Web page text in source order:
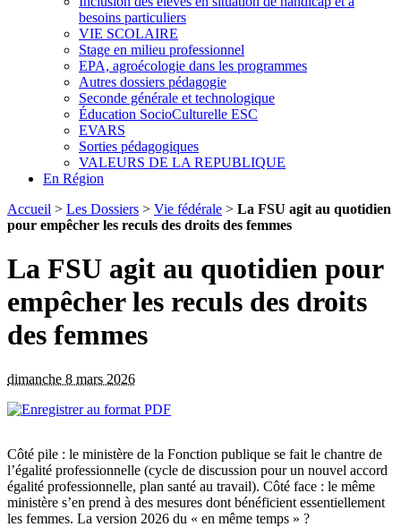
besoins particuliers
VIE SCOLAIRE
Stage en milieu professionnel
EPA, agroécologie dans les programmes
Autres dossiers pédagogie
Seconde générale et technologique
Éducation SocioCulturelle ESC
EVARS
Sorties pédagogiques
VALEURS DE LA REPUBLIQUE
En Région
Accueil > Les Dossiers > Vie fédérale > La FSU agit au quotidien
pour empêcher les reculs des droits des femmes
La FSU agit au quotidien pour
empêcher les reculs des droits
des femmes
dimanche 8 mars 2026
Côté pile : le ministère de la Fonction publique se fait le chantre de
l’égalité professionnelle (cycle de discussion pour un nouvel accord
égalité professionnelle, plan santé au travail). Côté face : le même
ministère s’en prend à des mesures dont bénéficient essentiellement
les femmes. La version 2026 du « en même temps » ?